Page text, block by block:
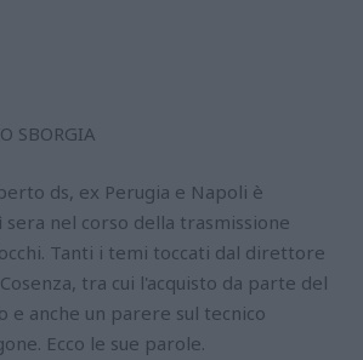
SBORGIA
ds, ex Perugia e Napoli è
nel corso della trasmissione
Tanti i temi toccati dal direttore
tra cui l'acquisto da parte del
e anche un parere sul tecnico
Ecco le sue parole.